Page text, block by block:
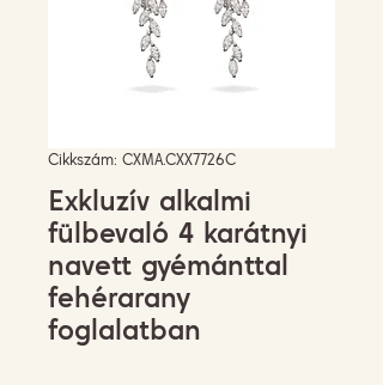
Cikkszám: CXMA.CXX7726C
Exkluzív alkalmi
fülbevaló 4 karátnyi
navett gyémánttal
fehérarany
foglalatban